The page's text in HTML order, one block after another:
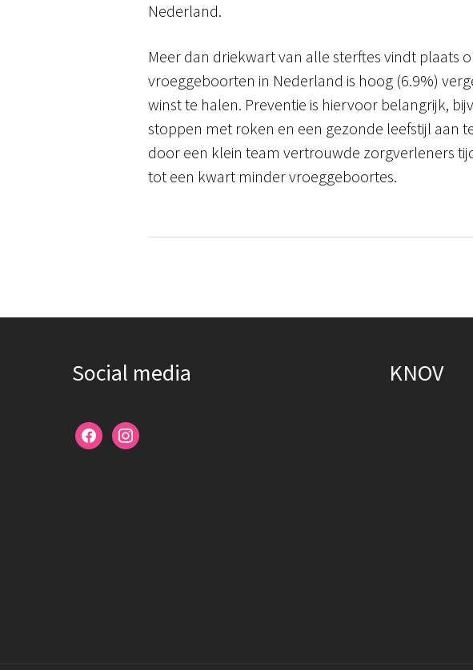
Nederland.
Meer dan driekwart van alle sterftes vindt plaats
vroeggeboorten in Nederland is hoog (6.9%)
winst te halen. Preventie is hiervoor belangrijk,
stoppen met roken en een gezonde leefstijl aan
door een klein team vertrouwde zorgverleners
tot een kwart minder vroeggeboortes.
Social media
facebookinstagram
KNOV